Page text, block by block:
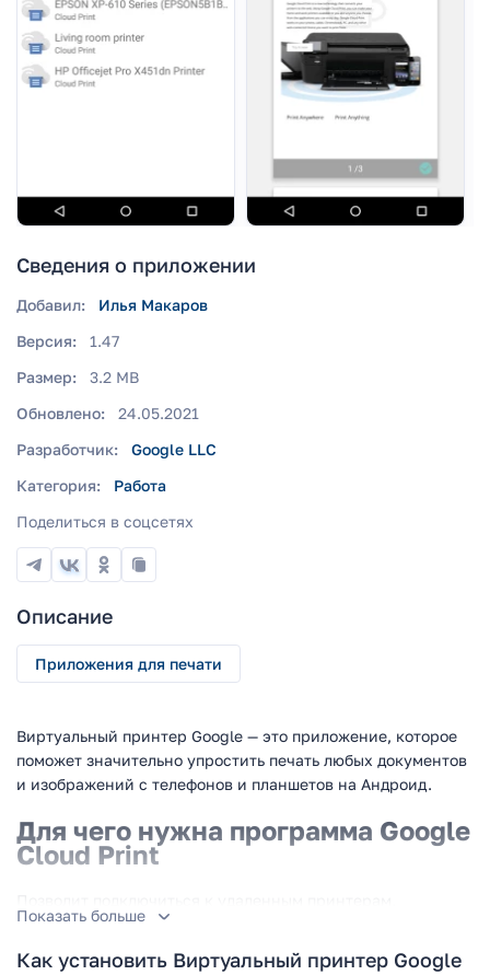
Сведения о приложении
Добавил:
Илья Макаров
Версия:
1.47
Размер:
3.2 MB
Обновлено:
24.05.2021
Разработчик:
Google LLC
Категория:
Работа
Поделиться в соцсетях
Описание
Приложения для печати
Виртуальный принтер Google — это приложение, которое
поможет значительно упростить печать любых документов
и изображений с телефонов и планшетов на Андроид.
Для чего нужна программа Google
Cloud Print
совместимыми с сервисом, а затем отправлять на печать
все необходимые изображения или документы,
Показать больше
Как установить Виртуальный принтер Google